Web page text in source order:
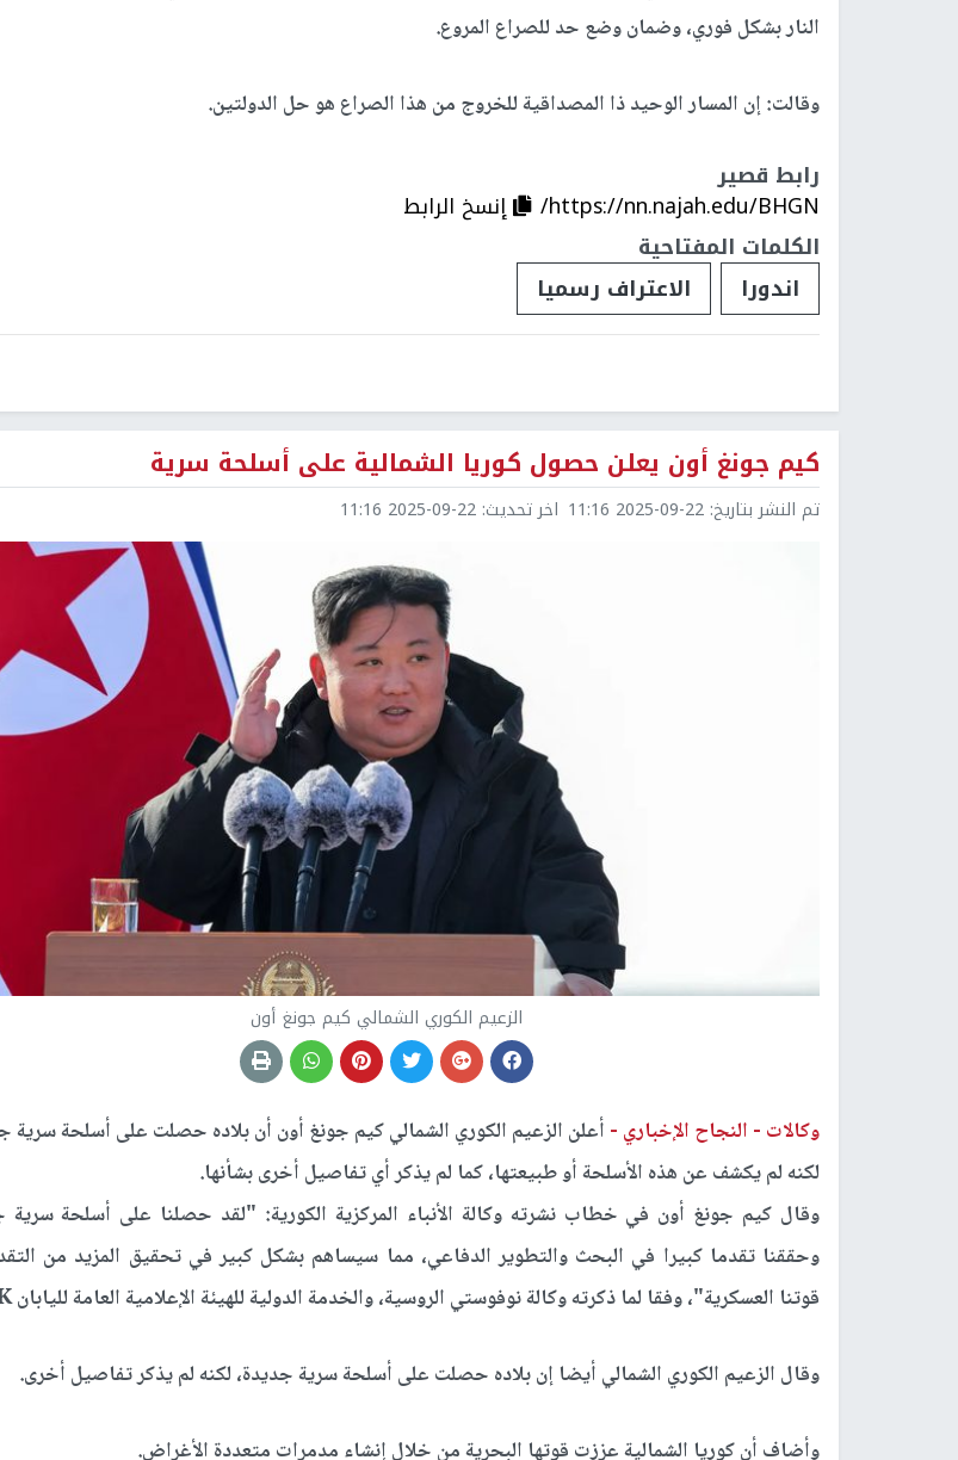
النار بشكل فوري، وضمان وضع حد للصراع المروع.
وقالت: إن المسار الوحيد ذا المصداقية للخروج من هذا الصراع هو حل الدولتين.
رابط قصير
https://nn.najah.edu/BHGN/
إنسخ الرابط
الكلمات المفتاحية
اندورا
الاعتراف رسميا
كيم جونغ أون يعلن حصول كوريا الشمالية على أسلحة سرية
تم النشر بتاريخ: 2025-09-22 11:16 اخر تحديث: 2025-09-22 11:16
الزعيم الكوري الشمالي كيم جونغ أون
وكالات - النجاح الإخباري - أعلن الزعيم الكوري الشمالي كيم جونغ أون أن بلاده حصلت على أسلحة سرية
لكنه لم يكشف عن هذه الأسلحة أو طبيعتها، كما لم يذكر أي تفاصيل أخرى بشأنها.
وقال كيم جونغ أون في خطاب نشرته وكالة الأنباء المركزية الكورية: "لقد حصلنا على أسلحة سرية
وحققنا تقدما كبيرا في البحث والتطوير الدفاعي، مما سيساهم بشكل كبير في تحقيق المزيد من
قوتنا العسكرية"، وفقا لما ذكرته وكالة نوفوستي الروسية، والخدمة الدولية للهيئة الإعلامية العامة لليابان NHK.
وقال الزعيم الكوري الشمالي أيضا إن بلاده حصلت على أسلحة سرية جديدة، لكنه لم يذكر تفاصيل أخرى.
وأضاف أن كوريا الشمالية عززت قوتها البحرية من خلال إنشاء مدمرات متعددة الأغراض.